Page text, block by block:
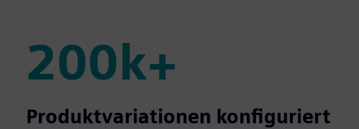
200k+
200k+
Produktvariationen konfiguriert